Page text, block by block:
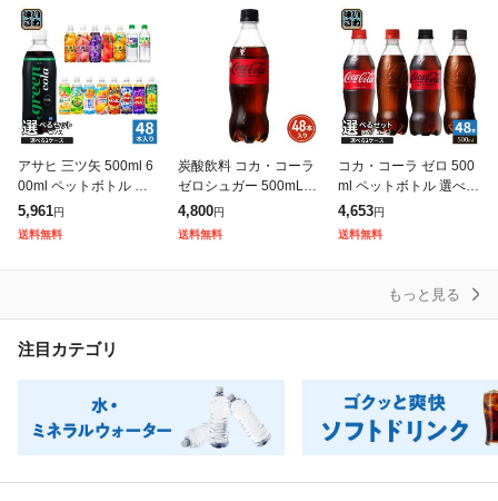
アサヒ 三ツ矢 500ml 6
00ml ペットボトル 選
べる 48本 (24本×2 まと
め買い) よりどり 熱中
5,961円
送料無料
炭酸飲料 コカ・コーラ
ゼロシュガー 500mL×4
8本(24本×2ケース) 260
5jccc
4,800円
送料無料
コカ・コーラ ゼロ 500
ml ペットボトル 選べる
48本 (24本×2 まとめ買
い) よりどり 炭酸飲料
4,653円
送料無料
もっと見る
注目カテゴリ